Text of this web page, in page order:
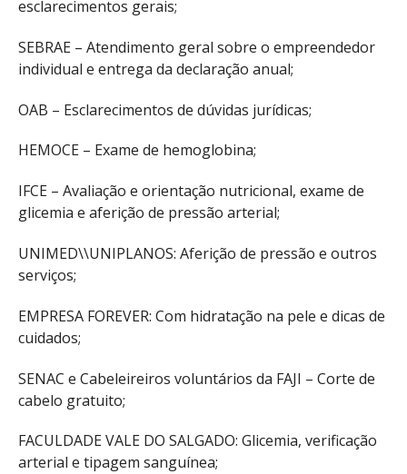
esclarecimentos gerais;
SEBRAE – Atendimento geral sobre o empreendedor
individual e entrega da declaração anual;
OAB – Esclarecimentos de dúvidas jurídicas;
HEMOCE – Exame de hemoglobina;
IFCE – Avaliação e orientação nutricional, exame de
glicemia e aferição de pressão arterial;
UNIMED\\UNIPLANOS: Aferição de pressão e outros
serviços;
EMPRESA FOREVER: Com hidratação na pele e dicas de
cuidados;
SENAC e Cabeleireiros voluntários da FAJI – Corte de
cabelo gratuito;
FACULDADE VALE DO SALGADO: Glicemia, verificação
arterial e tipagem sanguínea;